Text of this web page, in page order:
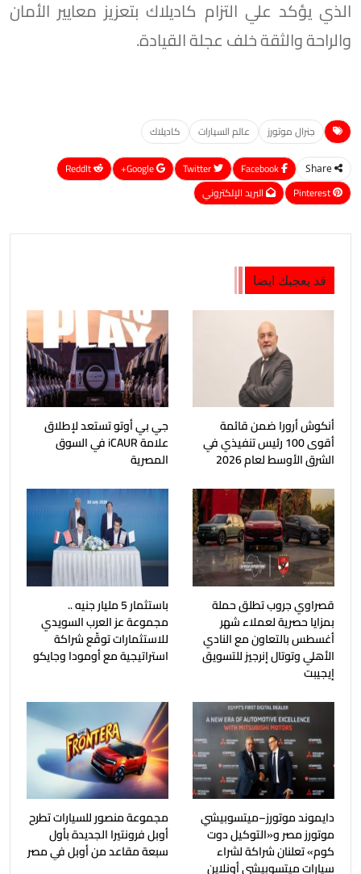
الذي يؤكد علي التزام كاديلاك بتعزيز معايير الأمان
والراحة والثقة خلف عجلة القيادة.
جنرال موتورز عالم السيارات كاديلاك
Share
Google+
ReddIt
Pinterest
البريد الإلكتروني
قد يعجبك ايضا
أنكوش أرورا ضمن قائمة
أقوى 100 رئيس تنفيذي في
الشرق الأوسط لعام 2026
جي بي أوتو تستعد لإطلاق
علامة iCAUR في السوق
المصرية
قصراوي جروب تطلق حملة
بمزايا حصرية لعملاء شهر
أغسطس بالتعاون مع النادي
الأهلي وتوتال إنرجيز للتسويق
إيجيبت
باستثمار 5 مليار جنيه ..
مجموعة عز العرب السويدي
للاستثمارات توقّع شراكة
استراتيجية مع أومودا وجايكو
دايموند موتورز–ميتسوبيشي
موتورز مصر و«التوكيل دوت
كوم» تعلنان شراكة لشراء
سيارات ميتسوبيشي أونلاين
مجموعة منصور للسيارات تطرح
أوبل فرونتيرا الجديدة بأول
سبعة مقاعد من أوبل في مصر